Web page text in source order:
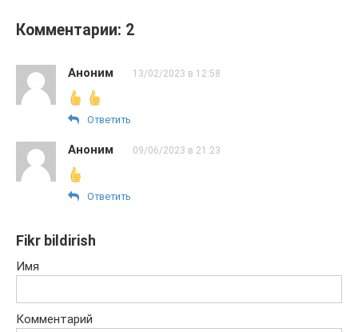
Комментарии: 2
Аноним 13/02/2023 в 12:58
Ответить
Аноним 09/06/2023 в 21:23
Ответить
Fikr bildirish
Имя
Комментарий